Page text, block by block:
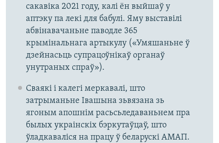
сакавіка 2021 году, калі ён выйшаў у
аптэку па лекі для бабулі. Яму выставілі
абвінавачаньне паводле 365
крымінальнага артыкулу («Умяшаньне ў
дзейнасьць супрацоўнікаў органаў
унутраных спраў»).
Сваякі і калегі меркавалі, што
затрыманьне Івашына зьвязана зь
ягоным апошнім расьсьледаваньнем пра
былых украінскіх бэркутаўцаў, што
ўладкаваліся на працу ў беларускі АМАП.